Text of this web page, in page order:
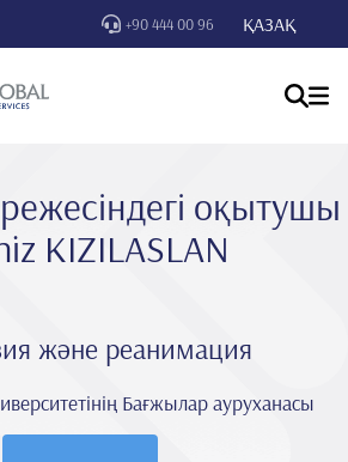
+90 444 00 96 ҚАЗАҚ
оқытушы
KIZILASLAN
және реанимация
Бағжылар ауруханасы